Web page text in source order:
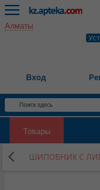
Алматы
Вход
Товары
ШИПОВНИК С